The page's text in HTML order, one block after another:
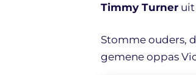
Timmy Turneruit
Stomme ouders,
gemene oppas